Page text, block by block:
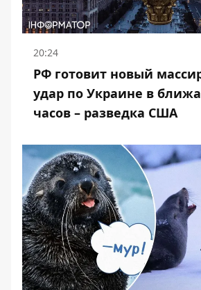
20:24
РФ готовит новый
удар по Украине в
часов – разведка США